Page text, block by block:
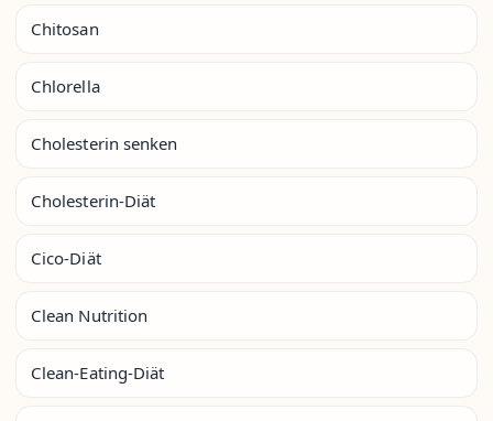
Chitosan
Chlorella
Cholesterin senken
Cholesterin-Diät
Cico-Diät
Clean Nutrition
Clean-Eating-Diät